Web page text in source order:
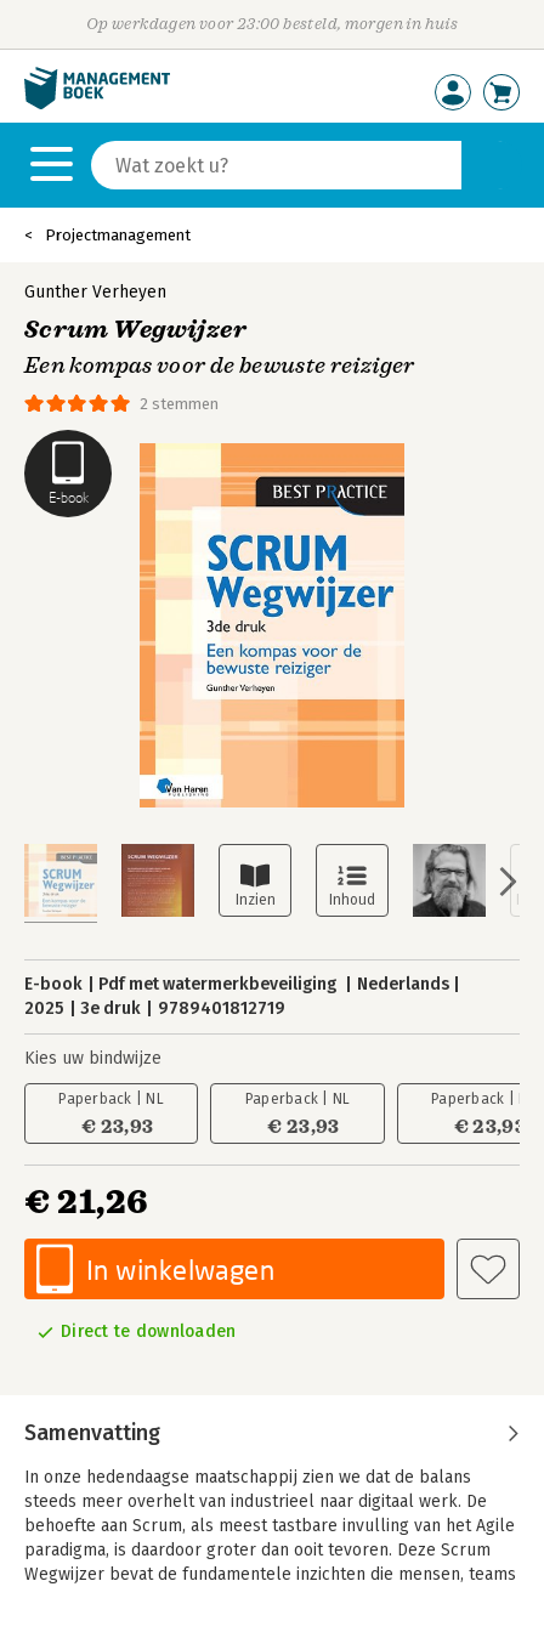
Op werkdagen voor 23:00 besteld, morgen in huis
Projectmanagement
E-book
2 stemmen
Gunther Verheyen
Scrum Wegwijzer
Een kompas voor de bewuste reiziger
E-book Pdf met watermerkbeveiliging
Nederlands
2025
3e druk 9789401812719
Kies uw bindwijze
Paperback | NL
€ 23,93
Paperback | NL
€ 23,93
Paperback | NL
€ 23,93
€ 21,26
In winkelwagen
Direct te downloaden
Samenvatting
In onze hedendaagse maatschappij zien we dat de balans
steeds meer overhelt van industrieel naar digitaal werk. De
behoefte aan Scrum, als meest tastbare invulling van het Agile
paradigma, is daardoor groter dan ooit tevoren. Deze Scrum
Wegwijzer bevat de fundamentele inzichten die mensen, teams